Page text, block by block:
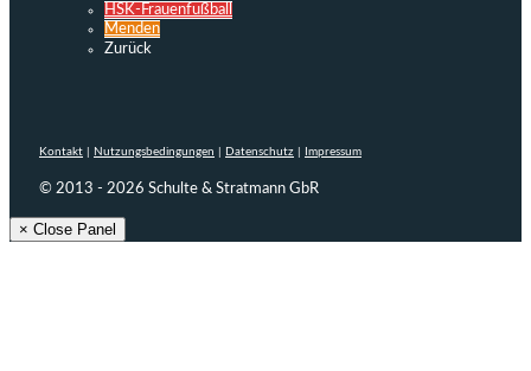
HSK-Frauenfußball
Menden
Zurück
Kontakt Nutzungsbedingungen Datenschutz Impressum
© 2013 - 2026 Schulte & Stratmann GbR
× Close Panel